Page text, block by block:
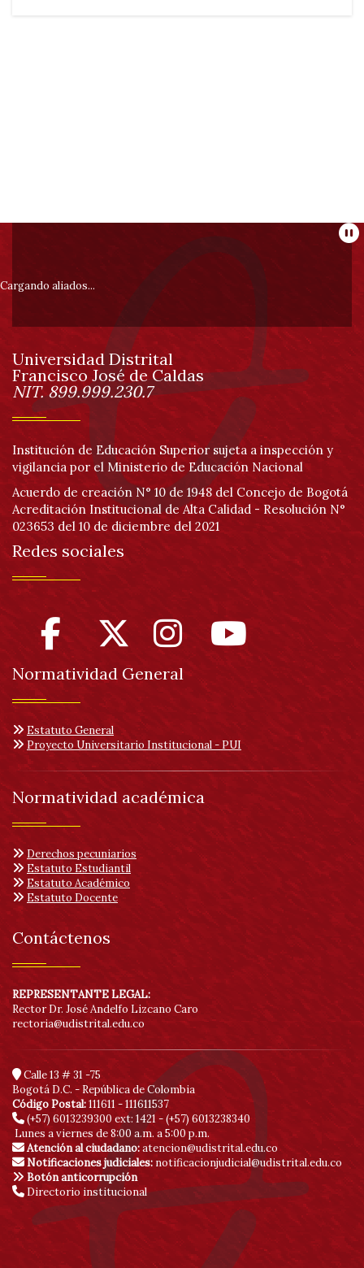
Información
pie
de
página
Cargando aliados...
Información
Universidad Distrital
Francisco José de Caldas
NIT. 899.999.230.7
Institución de Educación Superior sujeta a inspección y
vigilancia por el Ministerio de Educación Nacional
Acuerdo de creación N° 10 de 1948 del Concejo de Bogotá
Acreditación Institucional de Alta Calidad - Resolución N°
023653 del 10 de diciembre del 2021
Redes sociales
Normatividad General
Estatuto General
Proyecto Universitario Institucional - PUI
Normatividad académica
Derechos pecuniarios
Estatuto Estudiantil
Estatuto Académico
Estatuto Docente
Contáctenos
REPRESENTANTE LEGAL:
Rector Dr. José Andelfo Lizcano Caro
rectoria@udistrital.edu.co
Calle 13 # 31 -75
Bogotá D.C. - República de Colombia
Código Postal:111611 - 111611537
(+57) 6013239300 ext: 1421 - (+57) 6013238340
Lunes a viernes de 8:00 a.m. a 5:00 p.m.
Atención al ciudadano:atencion@udistrital.edu.co
Notificaciones judiciales: notificacionjudicial@udistrital.edu.co
Botón anticorrupción
Directorio institucional